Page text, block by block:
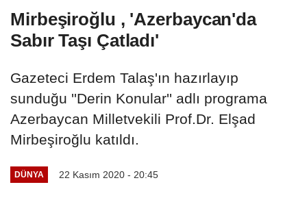
Mirbeşiroğlu , 'Azerbaycan'da
Sabır Taşı Çatladı'
Gazeteci Erdem Talaş'ın hazırlayıp
sunduğu ''Derin Konular'' adlı programa
Azerbaycan Milletvekili Prof.Dr. Elşad
Mirbeşiroğlu katıldı.
DÜNYA 22 Kasım 2020 - 20:45